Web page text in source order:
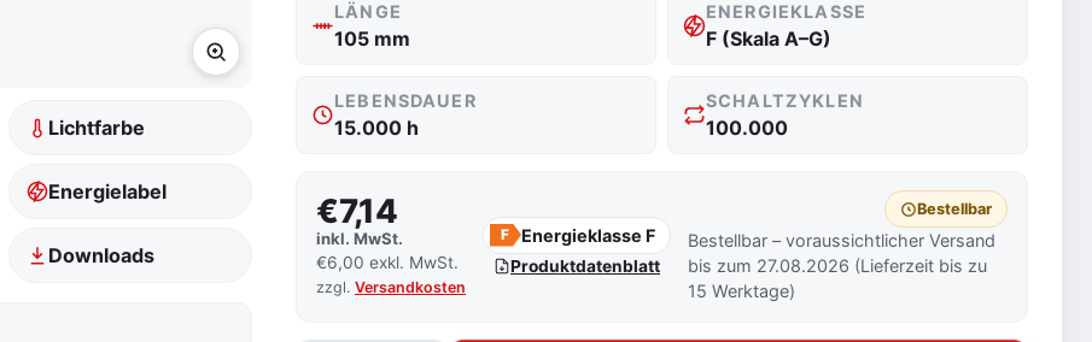
Lichtfarbe
Energielabel
Downloads
LÄNGE
105 mm
ENERGIEKLASSE
F (Skala A–G)
LEBENSDAUER
15.000 h
SCHALTZYKLEN
100.000
€7,14
inkl. MwSt.
€6,00 exkl. MwSt.
zzgl.Versandkosten
F Energieklasse F
Produktdatenblatt
Bestellbar
Bestellbar – voraussichtlicher Versand
bis zum 27.08.2026 (Lieferzeit bis zu
15 Werktage)